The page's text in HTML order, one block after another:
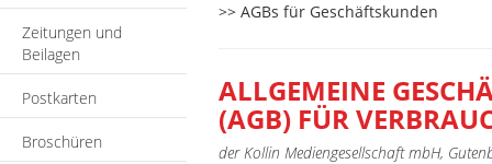
Zeitungen und
Beilagen
Postkarten
Broschüren
>> AGBs für Geschäftskunden
ALLGEMEINE
(AGB) FÜR
der Kollin Mediengesellschaft mbH,